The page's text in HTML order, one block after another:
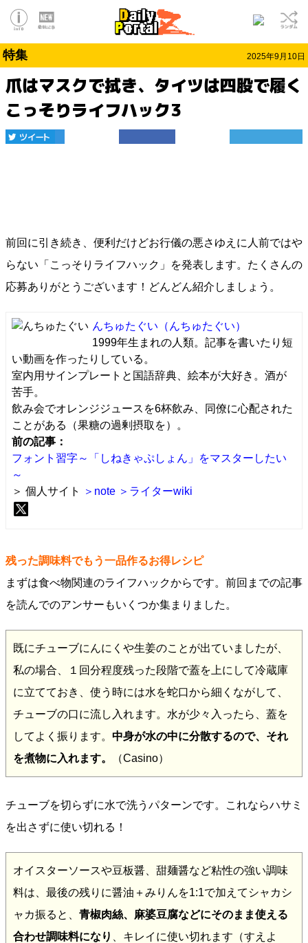
特集 2025年9月10日
爪はマスクで拭き、タイツは四股で履く
こっそりライフハック3
前回に引き続き、便利だけどお行儀の悪さゆえに人前ではや
らない「こっそりライフハック」を発表します。たくさんの
応募ありがとうございます！どんどん紹介しましょう。
んちゅたぐい （んちゅたぐい）
1999年生まれの人類。記事を書いたり短
い動画を作ったりしている。
室内用サインプレートと国語辞典、絵本が大好き。酒が
苦手。
飲み会でオレンジジュースを6杯飲み、同僚に心配された
ことがある（果糖の過剰摂取を）。
前の記事：
フォント習字～「しねきゃぷしょん」をマスターしたい
～
＞ 個人サイト
＞note ＞ライターwiki
残った調味料でもう一品作るお得レシピ
まずは食べ物関連のライフハックからです。前回までの記事
を読んでのアンサーもいくつか集まりました。
既にチューブにんにくや生姜のことが出ていましたが、
私の場合、１回分程度残った段階で蓋を上にして冷蔵庫
に立てておき、使う時には水を蛇口から細くながして、
チューブの口に流し入れます。水が少々入ったら、蓋を
してよく振ります。 中身が水の中に分散するので、それ
を煮物に入れます。
（Casino）
チューブを切らずに水で洗うパターンです。これならハサミ
を出さずに使い切れる！
オイスターソースや豆板醤、甜麺醤など粘性の強い調味
料は、最後の残りに醤油＋みりんを1:1で加えてシャカシ
ャカ振ると、 青椒肉絲、麻婆豆腐などにそのまま使える
合わせ調味料になり
、キレイに使い切れます（すえよ